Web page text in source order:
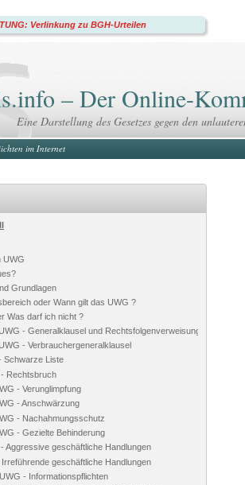
Verlinkung zu BGH-Urteilen
– Der Online-
Eine Darstellung des Gesetzes gegen den
im Internet
UWG
Grundlagen
oder Wann gilt das UWG ?
Was darf ich nicht ?
- Generalklausel und Rechtsfolgenverweisung
- Verbrauchergeneralklausel
Schwarze Liste
Rechtsbruch
- Verunglimpfung
- Anschwärzung
- Nachahmungsschutz
- Gezielte Behinderung
Aggressive geschäftliche Handlungen
geschäftliche Handlungen
- Informationspflichten